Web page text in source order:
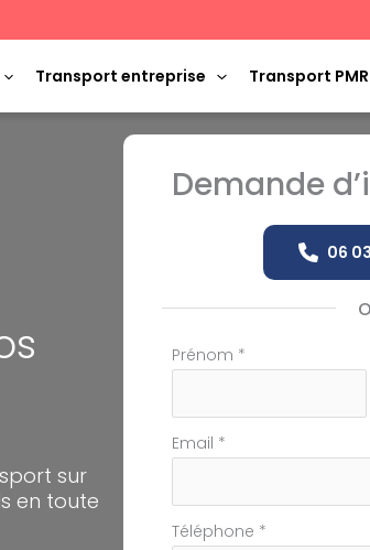
Transport entreprise Transport PMR
sur
en toute
Demande
06
Formulaire
téléphone
Prénom *
Email *
Téléphone *